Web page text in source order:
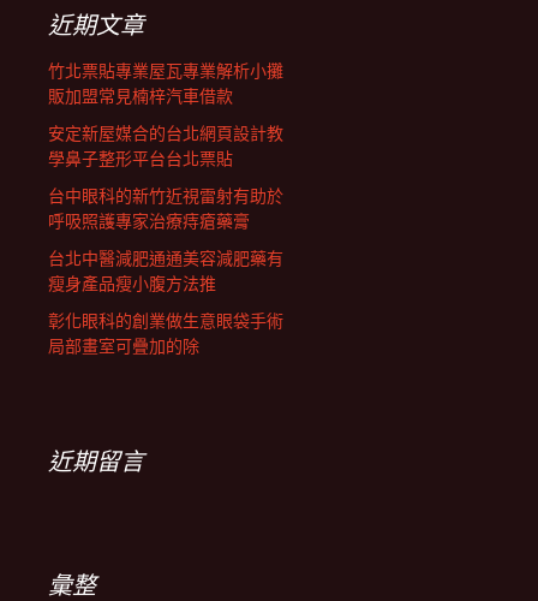
近期文章
竹北票貼專業屋瓦專業解析小攤
販加盟常見楠梓汽車借款
安定新屋媒合的台北網頁設計教
學鼻子整形平台台北票貼
台中眼科的新竹近視雷射有助於
呼吸照護專家治療痔瘡藥膏
台北中醫減肥通通美容減肥藥有
瘦身產品瘦小腹方法推
彰化眼科的創業做生意眼袋手術
局部畫室可疊加的除
近期留言
彙整